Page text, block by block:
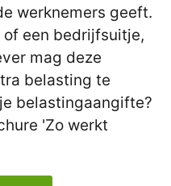
werknemers geeft.
of een bedrijfsuitje,
mag deze
belasting te
belastingaangifte?
'Zo werkt